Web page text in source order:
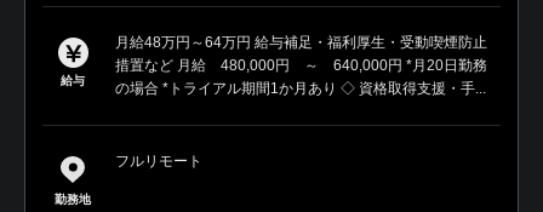
給与
月給48万円～64万円 給与補足・福利厚生・受動喫煙防止
措置など 月給 480,000円 ～ 640,000円 *月20日勤務
の場合 *トライアル期間1か月あり ◇ 資格取得支援・手...
勤務地
フルリモート